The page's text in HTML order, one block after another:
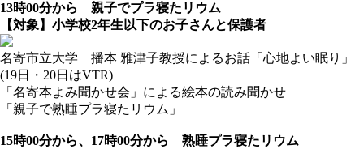
13時00分から 親子でプラ寝たリウム
【対象】小学校2年生以下のお子さんと保護者
名寄市立大学 播本 雅津子教授によるお話「心地よい眠り」
(19日・20日はVTR)
「名寄本よみ聞かせ会」による絵本の読み聞かせ
「親子で熟睡プラ寝たリウム」
15時00分から、17時00分から 熟睡プラ寝たリウム